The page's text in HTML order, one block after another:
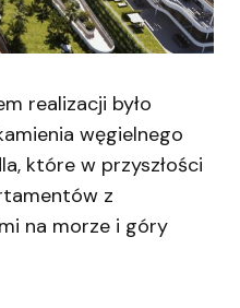
realizacji było
węgielnego
które w przyszłości
z
na morze i góry